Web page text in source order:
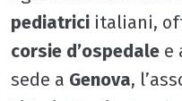
pediatrici italiani,
corsie d’ospedale e
sede a Genova,